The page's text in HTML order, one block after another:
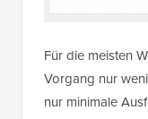
Für die meisten
Vorgang nur
nur minimale